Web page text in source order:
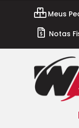
Meus
Notas